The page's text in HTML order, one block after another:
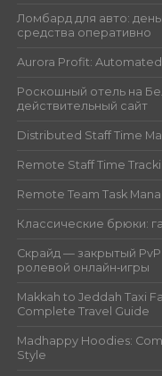
Ломбард для авто:
средства оперативно
Aurora Profit:
Роскошный отель на
действительный сайт
Distributed Staff Time
Remote Staff Time
Remote Team Task
Классические брюки:
Скрайд — закрытый
ролевой онлайн‑игры
Makkah to Jeddah Taxi
Complete Travel Guide
Madhappy Hoodies:
Style